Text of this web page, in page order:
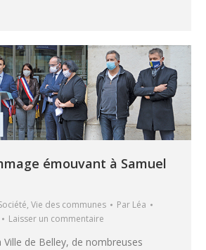
émouvant à Samuel
, Vie des communes Par Léa
Laisser un commentaire
Ville de Belley, de nombreuses